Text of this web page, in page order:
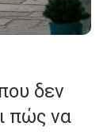
δεν
πώς να